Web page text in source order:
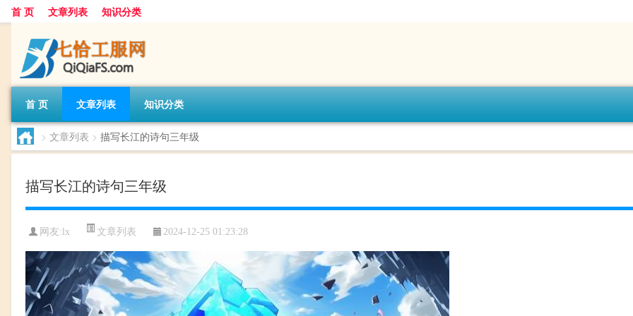
首 页 文章列表 知识分类
首 页 文章列表 知识分类
> 文章列表 > 描写长江的诗句三年级
描写长江的诗句三年级
网友: lx 文章列表 2024-12-25 01:23:28